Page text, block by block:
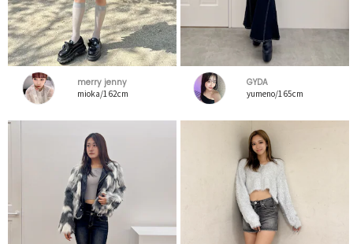
merry jenny
mioka/162cm
GYDA
yumeno/165cm